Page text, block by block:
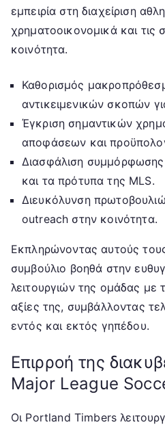
εμπειρία στη διαχείριση
χρηματοοικονομικά και τις
κοινότητα.
Καθορισμός
αντικειμενικών σκοπών
Έγκριση σημαντικών
αποφάσεων και
Διασφάλιση
και τα πρότυπα της MLS.
Διευκόλυνση
outreach στην κοινότητα.
Εκπληρώνοντας αυτούς
συμβούλιο βοηθά στην
λειτουργιών της ομάδας με
αξίες της, συμβάλλοντας
εντός και εκτός γηπέδου.
Επιρροή της
Major League
Οι Portland Timbers